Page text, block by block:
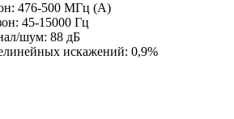
476-500 MГц (A)
45-15000 Гц
шум: 88 дБ
искажений: 0,9%